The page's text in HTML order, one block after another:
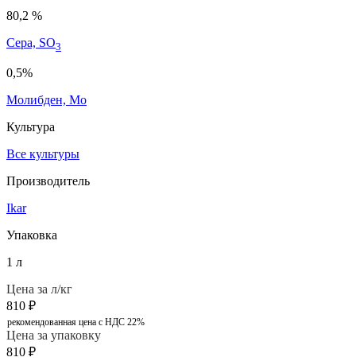
80,2 %
Сера, SO3
0,5%
Молибден, Mo
Культура
Все культуры
Производитель
Ikar
Упаковка
1 л
Цена за л/кг
810 ₽
рекомендованная цена с НДС 22%
Цена за упаковку
810 ₽